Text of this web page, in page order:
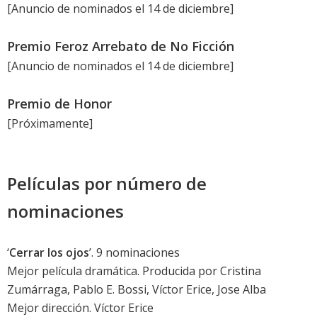
[Anuncio de nominados el 14 de diciembre]
Premio Feroz Arrebato de No Ficción
[Anuncio de nominados el 14 de diciembre]
Premio de Honor
[Próximamente]
Películas por número de
nominaciones
‘Cerrar los ojos’. 9 nominaciones
Mejor película dramática. Producida por Cristina
Zumárraga, Pablo E. Bossi, Víctor Erice, Jose Alba
Mejor dirección. Víctor Erice